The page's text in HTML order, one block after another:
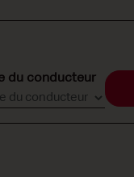
du conducteur